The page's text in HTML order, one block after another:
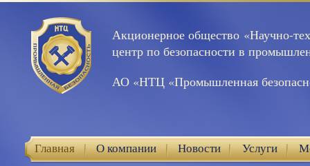
Акционерное общество «Научно-
центр по безопасности в
АО «НТЦ «Промышленная
Главная О компании Новости Услуги